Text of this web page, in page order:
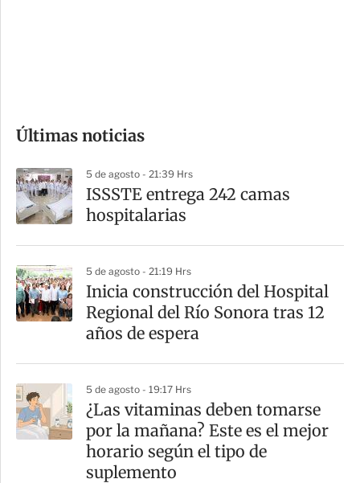
m
a
r
t
i
r
Últimas noticias
5 de agosto - 21:39 Hrs
ISSSTE entrega 242 camas
hospitalarias
5 de agosto - 21:19 Hrs
Inicia construcción del Hospital
Regional del Río Sonora tras 12
años de espera
5 de agosto - 19:17 Hrs
¿Las vitaminas deben tomarse
por la mañana? Este es el mejor
horario según el tipo de
suplemento